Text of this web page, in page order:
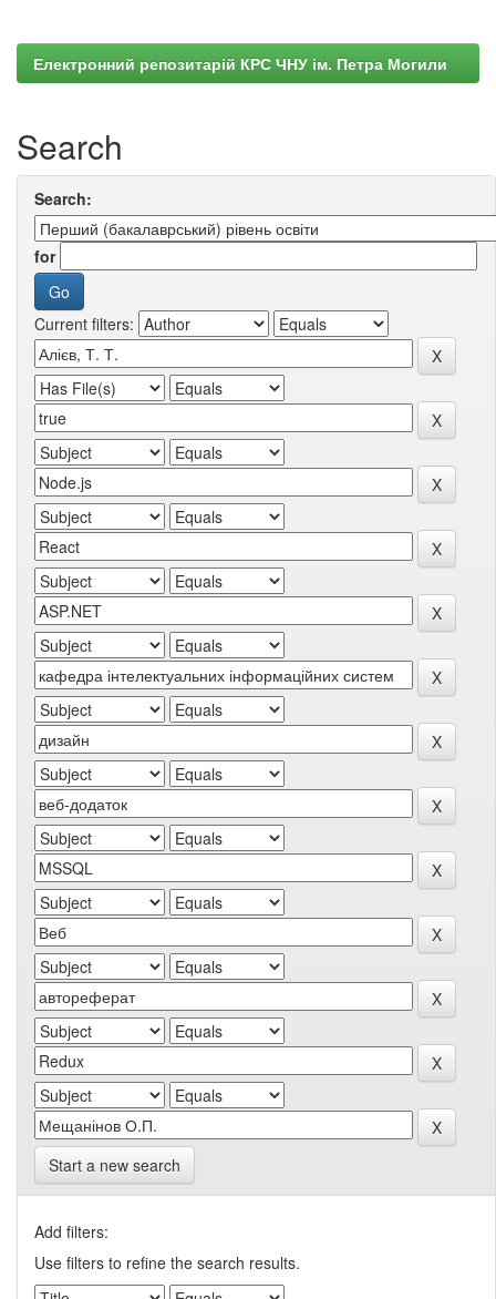
Електронний репозитарій КРС ЧНУ ім. Петра Могили
Search
Search:
for
Current filters:
Start a new search
Add filters:
Use filters to refine the search results.